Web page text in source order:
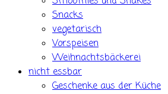
Snacks
vegetarisch
Vorspeisen
Weihnachtsbäckerei
nicht essbar
Geschenke aus der Küche